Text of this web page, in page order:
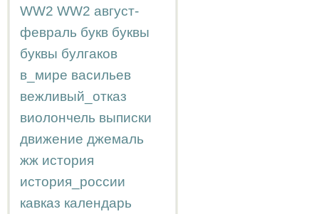
WW2 WW2 август-
февраль букв буквы
буквы булгаков
в_мире васильев
вежливый_отказ
виолончель выписки
движение джемаль
жж история
история_россии
кавказ календарь